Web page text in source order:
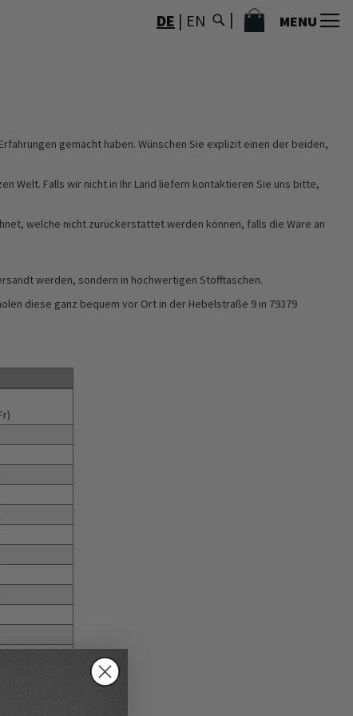
DE | EN MENU
MEIN WARENKORB
gemacht haben. Wünschen Sie explizit einen der beiden,
Welt. Falls wir nicht in Ihr Land liefern kontaktieren Sie uns bitte,
welche nicht zurückerstattet werden können, falls die Ware an
werden, sondern in hochwertigen Stofftaschen.
diese ganz bequem vor Ort in der Hebelstraße 9 in 79379